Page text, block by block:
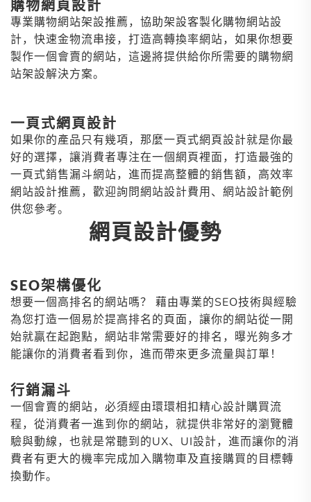
購物網頁設計
專業購物網站架設推薦，協助架設客製化購物網站設
計，快速金物流串接，打造高轉換率網站，如果你想要
製作一個會賣的網站，這邊將提供給你所需要的購物網
站架設解決方案。
一頁式網頁設計
如果你的產品只有幾項，那麼一頁式網頁設計就是你最
好的選擇，讓消費者專注在一個網頁裡面，打造最強的
一頁式銷售漏斗網站，進而提高整體的銷售額，高效率
網站設計推薦，歡迎詢問網站設計費用、網站設計範例
供您參考。
網頁設計優勢
SEO架構優化
想要一個高排名的網站嗎？ 藉由專業的SEO技術與經驗
為您打造一個易於提高排名的頁面，讓你的網站從一開
始就贏在起跑點，網站非常需要好的排名，曝光夠多才
能讓你的消費者看到你，進而帶來更多流量與訂單！
行銷漏斗
一個會賣的網站，必須經由環環相扣精心設計購買流
程，從消費者一進到你的網站，就提供非常好的瀏覽體
驗與動線，也就是常聽到的UX、UI設計，進而讓你的消
費者有更大的機率完成加入購物車及直接購買的目標轉
換動作。